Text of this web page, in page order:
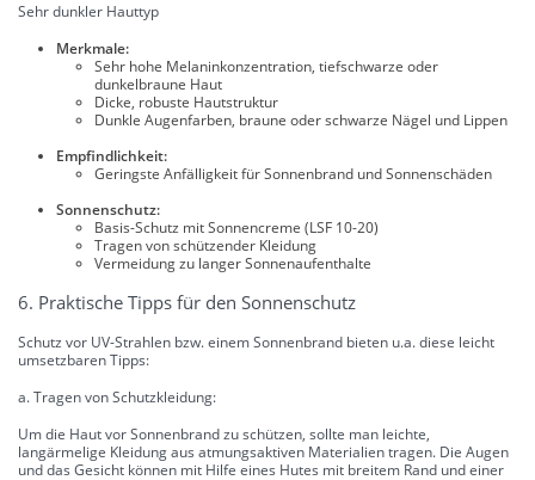
Sehr dunkler Hauttyp
Merkmale:
Sehr hohe Melaninkonzentration, tiefschwarze oder
dunkelbraune Haut
Dicke, robuste Hautstruktur
Dunkle Augenfarben, braune oder schwarze Nägel und Lippen
Empfindlichkeit:
Geringste Anfälligkeit für Sonnenbrand und Sonnenschäden
Sonnenschutz:
Basis-Schutz mit Sonnencreme (LSF 10-20)
Tragen von schützender Kleidung
Vermeidung zu langer Sonnenaufenthalte
6. Praktische Tipps für den Sonnenschutz
Schutz vor UV-Strahlen bzw. einem Sonnenbrand bieten u.a. diese leicht
umsetzbaren Tipps:
a. Tragen von Schutzkleidung:
Um die Haut vor Sonnenbrand zu schützen, sollte man leichte,
langärmelige Kleidung aus atmungsaktiven Materialien tragen. Die Augen
und das Gesicht können mit Hilfe eines Hutes mit breitem Rand und einer